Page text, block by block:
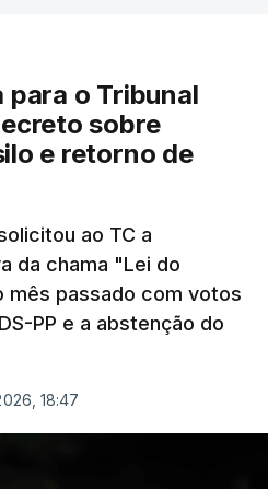
justo e transparente".
reduzir burocracias,
garantir que os apoios
estaremos a dar
argumenta o
é
deixa alguns
dimensão "deve ter
para o Tribunal
sobre
e retorno de
ao TC a
da chama "Lei do
mês passado com votos
PP e a abstenção do
18:47